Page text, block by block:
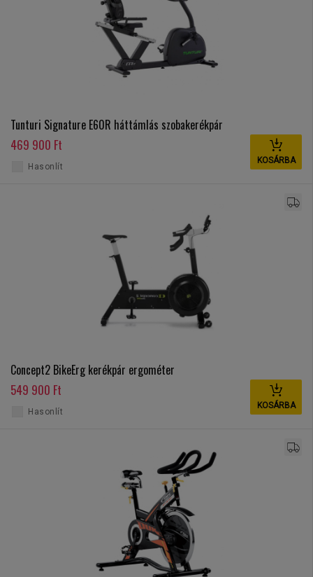
Tunturi Signature E60R háttámlás szobakerékpár
469 900 Ft
KOSÁRBA
Hasonlít
Concept2 BikeErg kerékpár ergométer
549 900 Ft
KOSÁRBA
Hasonlít